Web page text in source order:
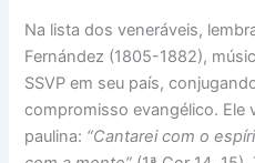
Na lista dos veneráveis,
Fernández (1805-1882),
SSVP em seu país,
compromisso evangélico. Ele
paulina: “Cantarei com o